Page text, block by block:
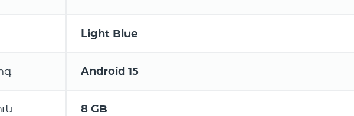
Light Blue
Android 15
8 GB